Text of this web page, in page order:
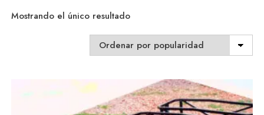
Mostrando el único resultado